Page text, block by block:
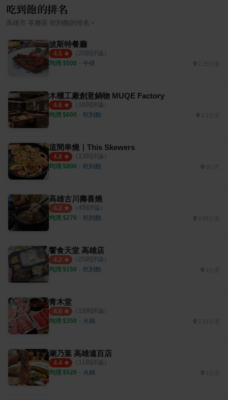
吃到飽的排名
高雄市 苓雅區 吃到飽的排名 ›
波斯特餐廳
4.5 （ 25則評論）
均消 $500 ・ 牛排
木櫃工廠創意鍋物 MUQE Factory
4.6 （ 16則評論）
均消 $600 ・ 吃到飽
這間串燒｜This Skewers
4.8 （ 13則評論）
均消 $800 ・ 吃到飽
高雄古川壽喜燒
4.2 （ 4則評論）
均消 $270 ・ 吃到飽
饗食天堂 高雄店
4.2 （ 25則評論）
均消 $150 ・ 吃到飽
青木堂
4.0 （ 18則評論）
均消 $350 ・ 火鍋
涮乃葉 高雄遠百店
4.4 （ 11則評論）
均消 $520 ・ 火鍋